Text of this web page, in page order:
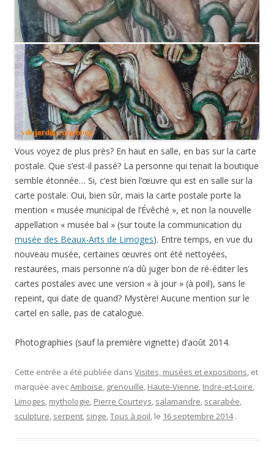
Vous voyez de plus près? En haut en salle, en bas sur la carte
postale. Que s’est-il passé? La personne qui tenait la boutique
semble étonnée… Si, c’est bien l’œuvre qui est en salle sur la
carte postale. Oui, bien sûr, mais la carte postale porte la
mention « musée municipal de l’Évêché », et non la nouvelle
appellation « musée bal » (sur toute la communication du
musée des Beaux-Arts de Limoges). Entre temps, en vue du
nouveau musée, certaines œuvres ont été nettoyées,
restaurées, mais personne n’a dû juger bon de ré-éditer les
cartes postales avec une version « à jour » (à poil), sans le
repeint, qui date de quand? Mystère! Aucune mention sur le
cartel en salle, pas de catalogue.
Photographies (sauf la première vignette) d’août 2014.
Cette entrée a été publiée dans Visites, musées et expositions, et
marquée avecAmboise, grenouille, Haute-Vienne, Indre-et-Loire,
Limoges, mythologie, Pierre Courteys, salamandre, scarabée,
sculpture, serpent, singe,Tous à poil, le 16 septembre 2014 .